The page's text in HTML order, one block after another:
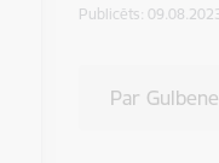
Publicēts:
Par